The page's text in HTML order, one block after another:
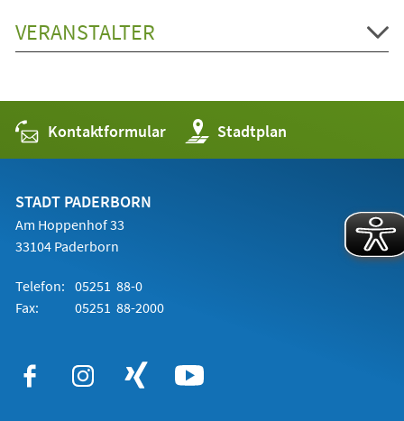
VERANSTALTER
Kontaktformular Stadtplan
(Öffnet
in
einem
STADT PADERBORN
Am Hoppenhof 33
33104 Paderborn
Telefon: 05251 88-0
Fax:
05251 88-2000